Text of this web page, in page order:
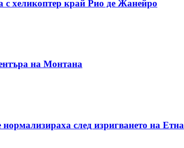
с хеликоптер край Рио де Жанейро
на Монтана
след изригването на Етна